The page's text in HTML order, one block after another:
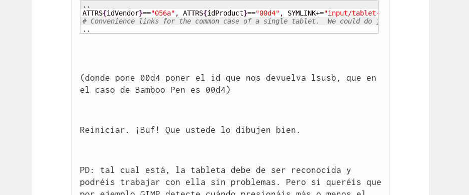
..
ATTRS{idVendor}=="056a" , ATTRS{idProduct}=="00d4" , SYMLINK+="input/tablet-wacom-bamboo-pen"
# Convenience links for the common case of a single tablet.  We could do just this:
..
(donde pone 00d4 poner el id que nos devuelva lsusb, que en
el caso de Bamboo Pen es 00d4)
Reiniciar. ¡Buf! Que ustede lo dibujen bien.
PD: tal cual está, la tableta debe de ser reconocida y
podréis trabajar con ella sin problemas. Pero si queréis que